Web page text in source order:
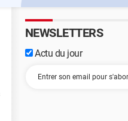
NEWSLETTERS
Actu du jour